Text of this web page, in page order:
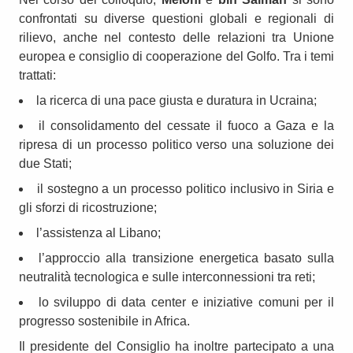
confrontati su diverse questioni globali e regionali di
rilievo, anche nel contesto delle relazioni tra Unione
europea e consiglio di cooperazione del Golfo. Tra i temi
trattati:
la ricerca di una pace giusta e duratura in Ucraina;
il consolidamento del cessate il fuoco a Gaza e la
ripresa di un processo politico verso una soluzione dei
due Stati;
il sostegno a un processo politico inclusivo in Siria e
gli sforzi di ricostruzione;
l’assistenza al Libano;
l’approccio alla transizione energetica basato sulla
neutralità tecnologica e sulle interconnessioni tra reti;
lo sviluppo di data center e iniziative comuni per il
progresso sostenibile in Africa.
Il presidente del Consiglio ha inoltre partecipato a una